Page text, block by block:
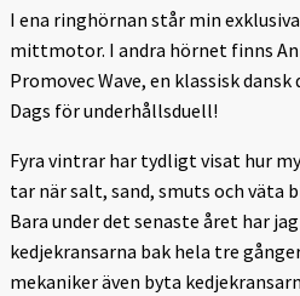
I ena ringhörnan står min
mittmotor. I andra hörnet finns
Promovec Wave, en klassisk
Dags för underhållsduell!
Fyra vintrar har tydligt visat hur
tar när salt, sand, smuts och väta
Bara under det senaste året har
kedjekransarna bak hela tre
mekaniker även byta